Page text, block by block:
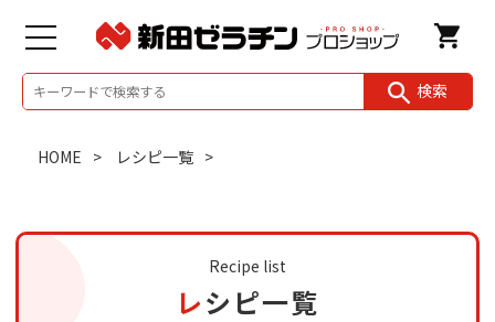
検索
HOME レシピ一覧
Recipe list
レシピ一覧